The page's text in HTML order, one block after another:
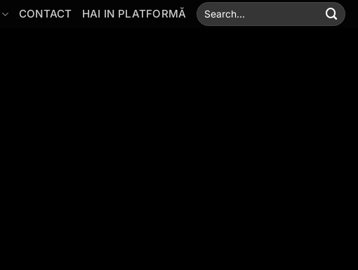
CONTACT HAI IN PLATFORMĂ